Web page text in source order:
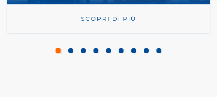
SCOPRI DI PIÙ